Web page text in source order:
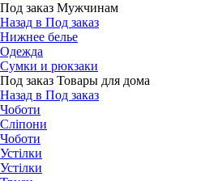
Под заказ Мужчинам
Назад в Под заказ
Нижнее белье
Одежда
Сумки и рюкзаки
Под заказ Товары для дома
Назад в Под заказ
Чоботи
Сліпони
Чоботи
Устілки
Устілки